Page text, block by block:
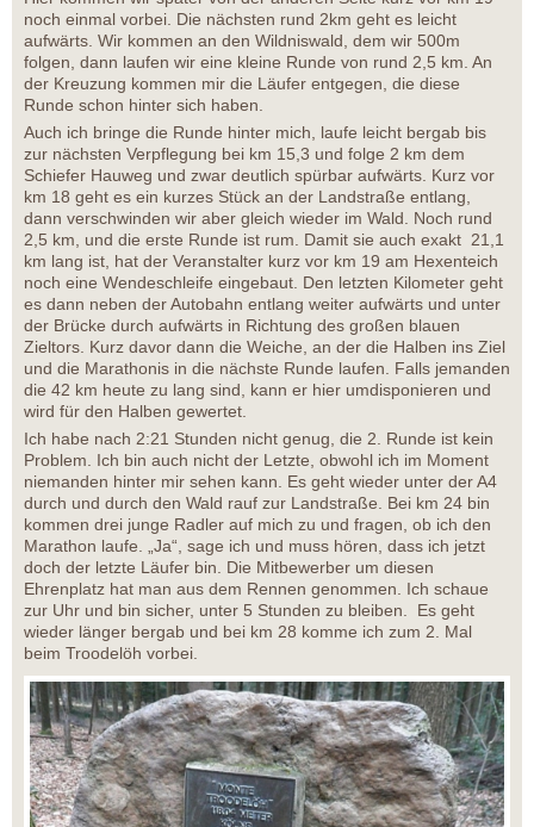
noch einmal vorbei. Die nächsten rund 2km geht es leicht
aufwärts. Wir kommen an den Wildniswald, dem wir 500m
folgen, dann laufen wir eine kleine Runde von rund 2,5 km. An
der Kreuzung kommen mir die Läufer entgegen, die diese
Runde schon hinter sich haben.
Auch ich bringe die Runde hinter mich, laufe leicht bergab bis
zur nächsten Verpflegung bei km 15,3 und folge 2 km dem
Schiefer Hauweg und zwar deutlich spürbar aufwärts. Kurz vor
km 18 geht es ein kurzes Stück an der Landstraße entlang,
dann verschwinden wir aber gleich wieder im Wald. Noch rund
2,5 km, und die erste Runde ist rum. Damit sie auch exakt 21,1
km lang ist, hat der Veranstalter kurz vor km 19 am Hexenteich
noch eine Wendeschleife eingebaut. Den letzten Kilometer geht
es dann neben der Autobahn entlang weiter aufwärts und unter
der Brücke durch aufwärts in Richtung des großen blauen
Zieltors. Kurz davor dann die Weiche, an der die Halben ins Ziel
und die Marathonis in die nächste Runde laufen. Falls jemanden
die 42 km heute zu lang sind, kann er hier umdisponieren und
wird für den Halben gewertet.
Ich habe nach 2:21 Stunden nicht genug, die 2. Runde ist kein
Problem. Ich bin auch nicht der Letzte, obwohl ich im Moment
niemanden hinter mir sehen kann. Es geht wieder unter der A4
durch und durch den Wald rauf zur Landstraße. Bei km 24 bin
kommen drei junge Radler auf mich zu und fragen, ob ich den
Marathon laufe. „Ja“, sage ich und muss hören, dass ich jetzt
doch der letzte Läufer bin. Die Mitbewerber um diesen
Ehrenplatz hat man aus dem Rennen genommen. Ich schaue
zur Uhr und bin sicher, unter 5 Stunden zu bleiben. Es geht
wieder länger bergab und bei km 28 komme ich zum 2. Mal
beim Troodelöh vorbei.